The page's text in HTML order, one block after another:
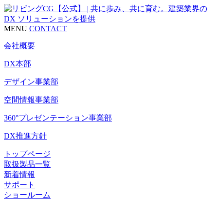
MENU CONTACT
会社概要
DX本部
デザイン事業部
空間情報事業部
360°プレゼンテーション事業部
DX推進方針
トップページ
取扱製品一覧
新着情報
サポート
ショールーム